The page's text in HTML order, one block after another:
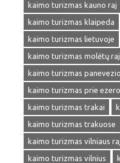
kaimo turizmas kauno raj
kaimo turizmas klaipeda
kaimo turizmas lietuvoje
kaimo turizmas molėtų
kaimo turizmas
kaimo turizmas prie ezero
kaimo turizmas trakai
kaimo turizmas trakuose
kaimo turizmas vilniaus
kaimo turizmas vilnius